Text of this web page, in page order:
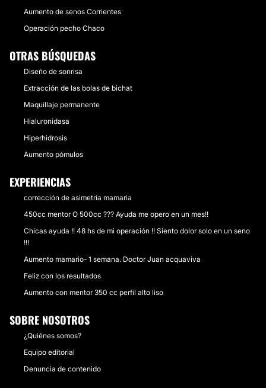
Aumento de senos Corrientes
Operación pecho Chaco
OTRAS BÚSQUEDAS
Diseño de sonrisa
Extracción de las bolas de bichat
Maquillaje permanente
Hialuronidasa
Hiperhidrosis
Aumento pómulos
EXPERIENCIAS
corrección de asimetría mamaria
450cc mentor O 500cc ??? Ayuda me opero en un mes!!
Chicas ayuda !! 48 hs de mi operación !! Siento dolor solo en un seno
!!!
Aumento mamario- 1 semana. Doctor Juan acquaviva
Feliz con los resultados
Aumento con mentor 350 cc perfil alto liso
SOBRE NOSOTROS
¿Quiénes somos?
Equipo editorial
Denuncia de contenido